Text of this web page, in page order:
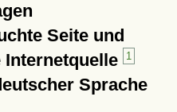
Seite und
1
Sprache